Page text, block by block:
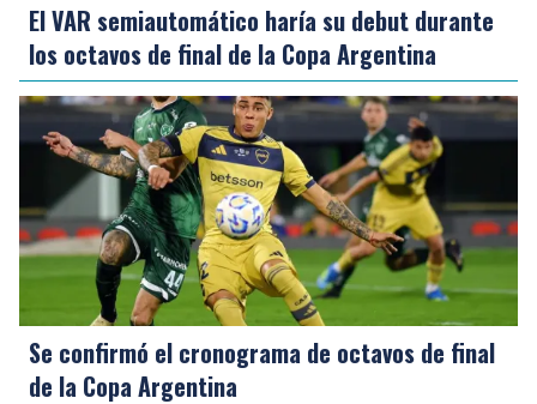
El VAR semiautomático haría su debut durante
los octavos de final de la Copa Argentina
Se confirmó el cronograma de octavos de final
de la Copa Argentina